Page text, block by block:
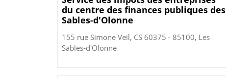
du centre des finances publiques des
Sables-d'Olonne
155 rue Simone Veil, CS 60375 - 85100, Les
Sables-d'Olonne